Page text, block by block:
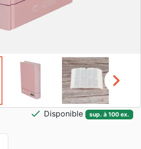
chevron_right
check Disponible sup. à 100 ex.